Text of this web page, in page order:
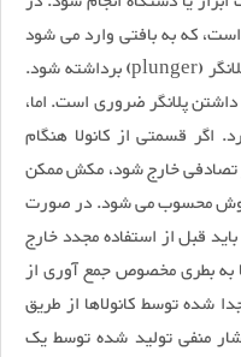
که به بافتی وارد می شود
که بافت مربوطه باید قبل از خارج کردن پلانگر (plunger) برداشته شود.
پلانگر ضروری است. اما،
قسمتی از کانولا هنگام
خارج شود، مکش ممکن
محسوب می شود. در صورت
قبل از استفاده مجدد خارج
به بطری مخصوص جمع آوری از
توسط کانولاها از طریق
منفی تولید شده توسط یک